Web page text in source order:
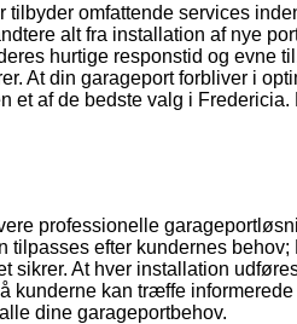
omfattende services
alt fra installation af nye
hurtige responstid og evne
At din garageport forbliver i
et af de bedste valg i Fredericia.
professionelle
tilpasses efter kundernes behov;
sikrer. At hver installation
kunderne kan træffe
dine garageportbehov.